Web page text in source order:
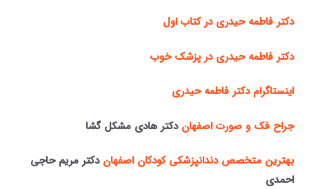
دکتر فاطمه حیدری در کتاب اول
دکتر فاطمه حیدری در پزشک خوب
اینستاگرام دکتر فاطمه حیدری
جراح فک و صورت اصفهان دکتر هادی مشکل گشا
بهترین متخصص دندانپزشکی کودکان اصفهان دکتر مریم حاجی
احمدی